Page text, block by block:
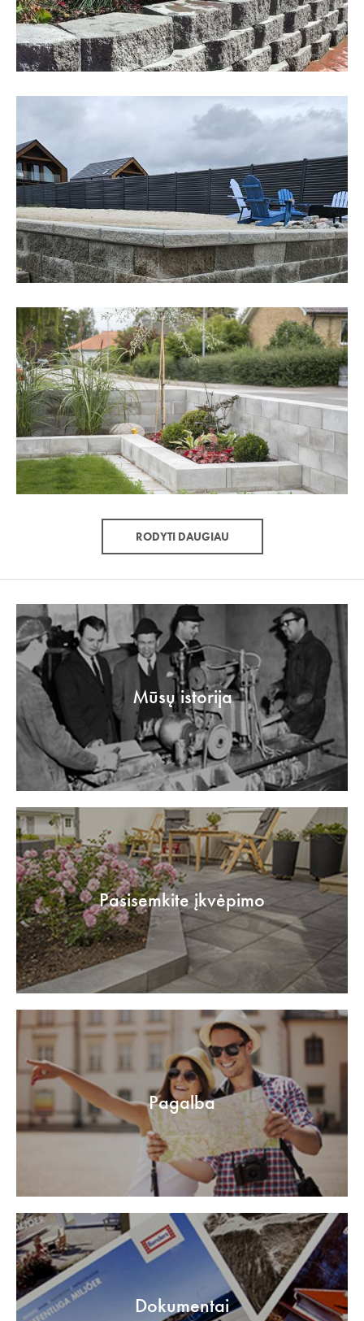
RODYTI DAUGIAU
Mūsų istorija
Pasisemkite įkvėpimo
Pagalba
Dokumentai